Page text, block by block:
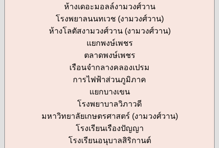
ห้างเดอะมอลล์งามวงศ์วาน
โรงพยาลนนทเวช (งามวงศ์วาน)
ห้างโลตัสงามวงศ์วาน (งามวงศ์วาน)
แยกพงษ์เพชร
ตลาดพงษ์เพชร
เรือนจำกลางคลองเปรม
การไฟฟ้าส่วนภูมิภาค
แยกบางเขน
โรงพยาบาลวิภาวดี
มหาวิทยาลัยเกษตรศาสตร์ (งามวงศ์วาน)
โรงเรียนเรืองปัญญา
โรงเรียนอนุบาลสิริกานต์